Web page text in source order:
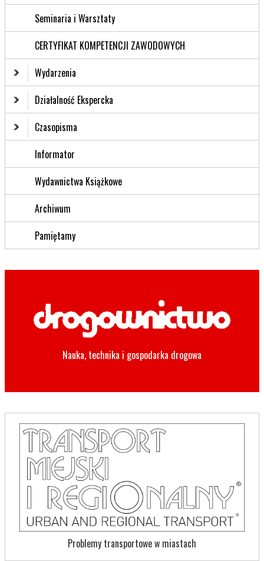
Seminaria i Warsztaty
CERTYFIKAT KOMPETENCJI ZAWODOWYCH
Wydarzenia
Działalność Ekspercka
Czasopisma
Informator
Wydawnictwa Książkowe
Archiwum
Pamiętamy
Nauka, technika i gospodarka drogowa
Problemy transportowe w miastach